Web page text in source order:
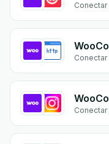
Conectar
Conectar
Conectar